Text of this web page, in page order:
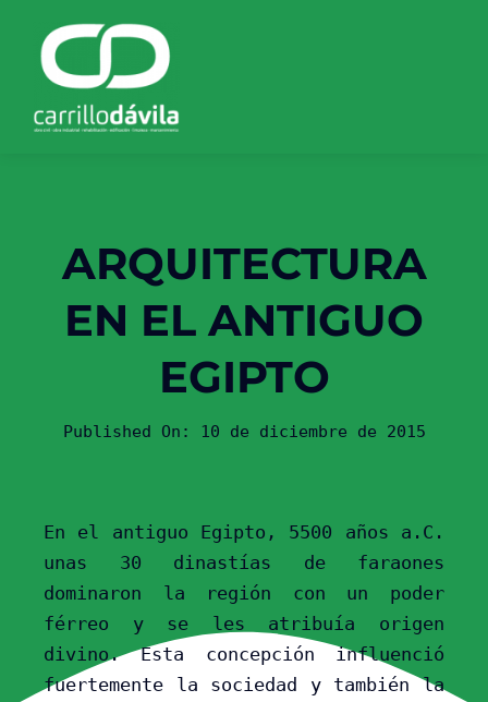
contenido
ARQUITECTURA
EN EL ANTIGUO
EGIPTO
Published On: 10 de diciembre de 2015
En el antiguo Egipto, 5500 años a.C.
unas 30 dinastías de faraones
dominaron la región con un poder
férreo y se les atribuía origen
divino. Esta concepción influenció
fuertemente la sociedad y también la